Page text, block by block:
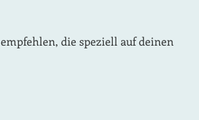
die speziell auf deinen